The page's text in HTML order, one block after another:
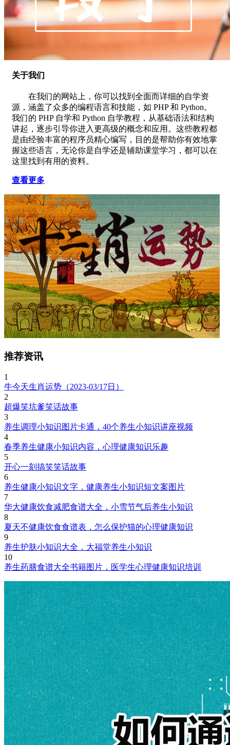
关于我们
在我们的网站上，你可以找到全面而详细的自学资
源，涵盖了众多的编程语言和技能，如 PHP 和 Python。
我们的 PHP 自学和 Python 自学教程，从基础语法和结构
讲起，逐步引导你进入更高级的概念和应用。这些教程都
是由经验丰富的程序员精心编写，目的是帮助你有效地掌
握这些语言，无论你是自学还是辅助课堂学习，都可以在
这里找到有用的资料。
查看更多
推荐资讯
1
牛今天生肖运势（2023-03/17日）
2
超爆笑坑爹笑话故事
3
养生调理小知识图片卡通，40个养生小知识讲座视频
4
春季养生健康小知识内容，心理健康知识乐趣
5
开心一刻搞笑笑话故事
6
养生健康小知识文字，健康养生小知识短文案图片
7
华大健康饮食减肥食谱大全，小雪节气后养生小知识
8
夏天不健康饮食食谱表，怎么保护猫的心理健康知识
9
养生护肤小知识大全，大福堂养生小知识
10
养生药膳食谱大全书籍图片，医学生心理健康知识培训